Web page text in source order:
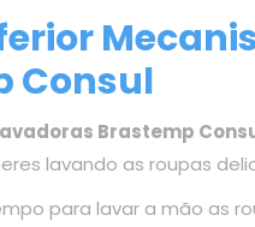
Consul
Brastemp
lavando as roupas
para lavar a mão as